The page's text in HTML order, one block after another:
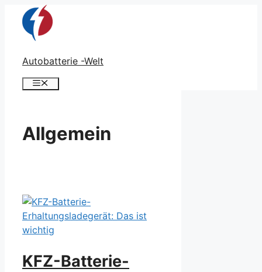
Inhalt
springen
Autobatterie -Welt
Menü
Allgemein
KFZ-Batterie-